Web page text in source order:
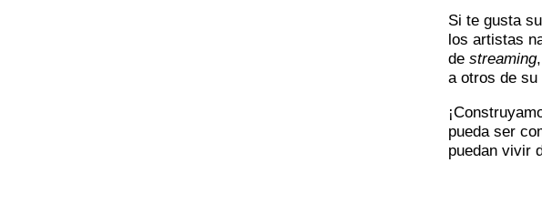
Si te gusta
los artistas
de streaming
a otros de su
pueda ser
puedan vivir